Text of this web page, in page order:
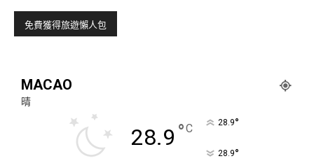
MACAO
晴
28.9 °C 28.9°
28.9°